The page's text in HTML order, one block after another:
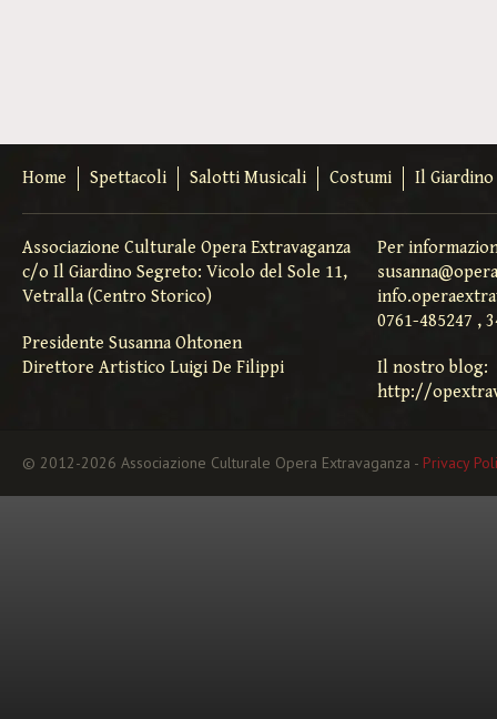
Home Spettacoli Salotti Musicali Costumi Il
Associazione Culturale Opera Extravaganza
c/o Il Giardino Segreto: Vicolo del Sole 11,
Vetralla (Centro Storico)
Presidente Susanna Ohtonen
Direttore Artistico Luigi De Filippi
Per
0761-485247 ,
Il nostro blog:
http://
© 2012-2026 Associazione Culturale Opera Extravaganza - Privacy